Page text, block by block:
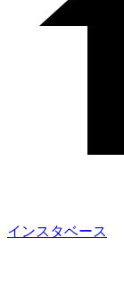
インスタベース